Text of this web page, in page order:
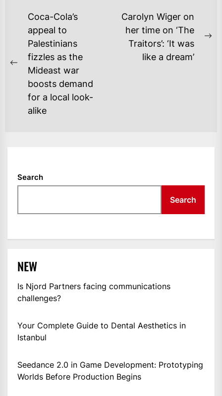
POST
NAVIGATION
Previous
post:
Coca-Cola’s
appeal to
Palestinians
fizzles as the
Mideast war
boosts demand
for a local look-
alike
Carolyn Wiger on
her time on ‘The
Traitors’: ‘It was
like a dream’
Search
Search
NEW
Is Njord Partners facing communications
challenges?
Your Complete Guide to Dental Aesthetics in
Istanbul
Seedance 2.0 in Game Development: Prototyping
Worlds Before Production Begins